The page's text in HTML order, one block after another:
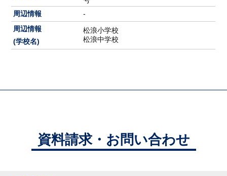
周辺情報
-
周辺情報
(学校名)
松浪小学校
松浪中学校
資料請求・お問い合わせ